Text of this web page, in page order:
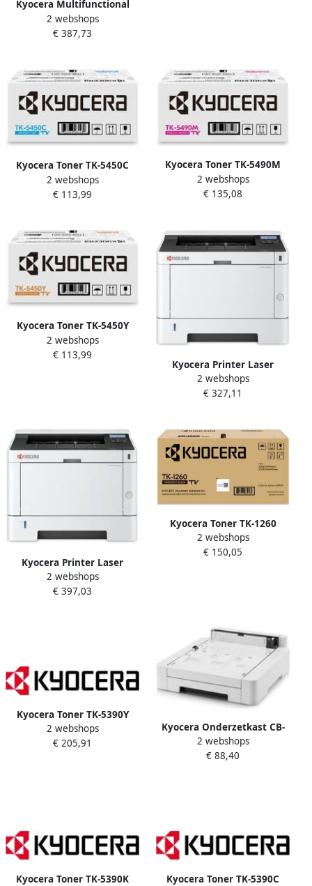
Kyocera Multifunctional
Laser printer Ecosys
MA2101CFX
2 webshops
€ 387,73
Kyocera Toner TK-5450C
blauw
2 webshops
€ 113,99
Kyocera Toner TK-5490M
rood
2 webshops
€ 135,08
Kyocera Toner TK-5450Y
geel
2 webshops
€ 113,99
Kyocera Printer Laser
Ecosys PA4000X
2 webshops
€ 327,11
Kyocera Printer Laser
Ecosys PA4000WX 5ghz
2 webshops
€ 397,03
Kyocera Toner TK-1260
zwart
2 webshops
€ 150,05
Kyocera Toner TK-5390Y
geel
2 webshops
€ 205,91
Kyocera Onderzetkast CB-
5150S plank metaal
2 webshops
€ 88,40
Kyocera Toner TK-5390K
Kyocera Toner TK-5390C